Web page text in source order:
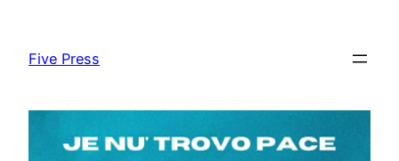
content
Five Press